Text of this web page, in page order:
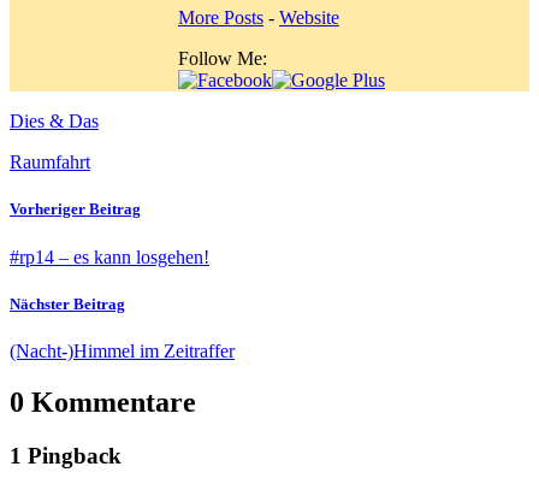
More Posts - Website
Follow Me:
Dies & Das
Raumfahrt
Vorheriger Beitrag
#rp14 – es kann losgehen!
Nächster Beitrag
(Nacht-)Himmel im Zeitraffer
0 Kommentare
1 Pingback